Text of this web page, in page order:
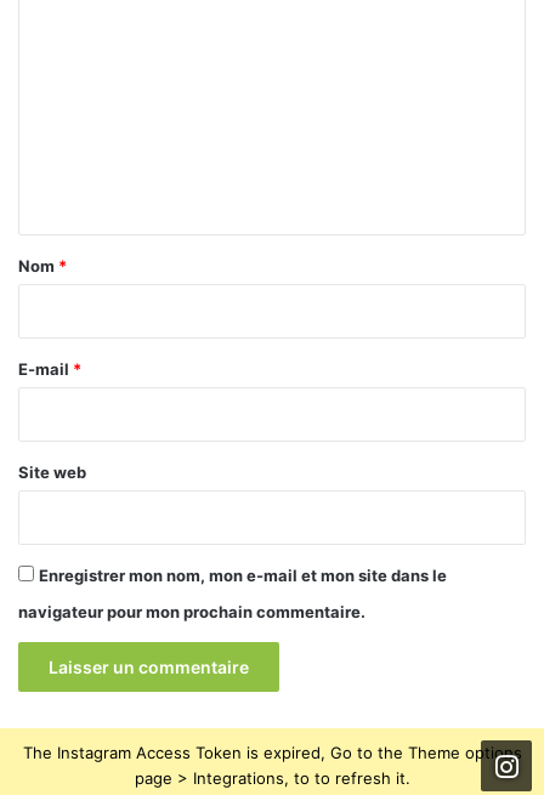
a
e
Nom *
E-mail *
Site web
Enregistrer mon nom, mon e-mail et mon site dans le
navigateur pour mon prochain commentaire.
The Instagram Access Token is expired, Go to the Theme options
page > Integrations, to to refresh it.